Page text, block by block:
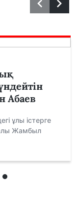
Абаев
ұлы істерге
Жамбыл